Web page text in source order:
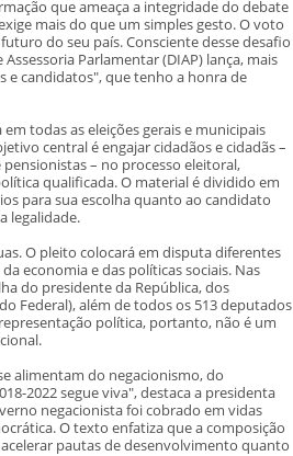
que ameaça a integridade do debate
mais do que um simples gesto. O voto
do seu país. Consciente desse desafio
Parlamentar (DIAP) lança, mais
e candidatos", que tenho a honra de
todas as eleições gerais e municipais
central é engajar cidadãos e cidadãs –
– no processo eleitoral,
qualificada. O material é dividido em
para sua escolha quanto ao candidato
legalidade.
O pleito colocará em disputa diferentes
economia e das políticas sociais. Nas
do presidente da República, dos
Federal), além de todos os 513 deputados
política, portanto, não é um
alimentam do negacionismo, do
2022 segue viva", destaca a presidenta
negacionista foi cobrado em vidas
O texto enfatiza que a composição
pautas de desenvolvimento quanto